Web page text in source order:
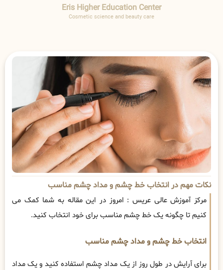
Eris Higher Education Center
Cosmetic science and beauty care
نکات مهم در انتخاب خط چشم و مداد چشم مناسب
مرکز آموزش عالی عریس : امروز در این مقاله به شما کمک می
کنیم تا چگونه یک خط چشم مناسب برای خود انتخاب کنید.
انتخاب خط چشم و مداد چشم مناسب
برای آرایش در طول روز از یک مداد چشم استفاده کنید و یک مداد